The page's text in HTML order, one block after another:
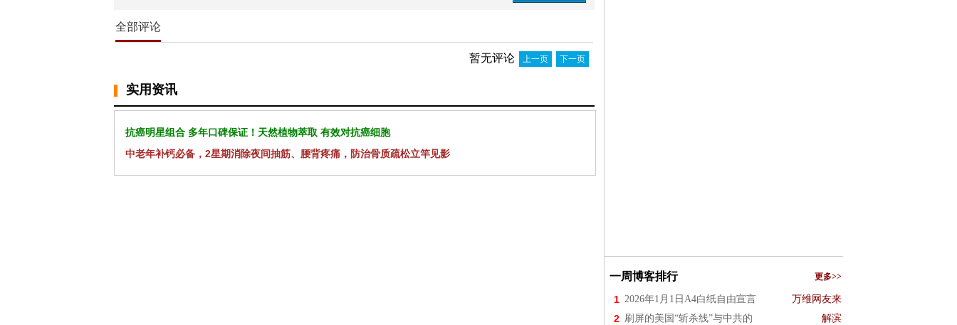
全部评论
暂无评论 上一页 下一页
实用资讯
抗癌明星组合 多年口碑保证！天然植物萃取 有效对抗癌细胞
中老年补钙必备，2星期消除夜间抽筋、腰背疼痛，防治骨质疏松立竿见影
一周博客排行 更多>>
1 2026年1月1日A4白纸自由宣言 万维网友来
2 刷屏的美国“斩杀线”与中共的 解滨